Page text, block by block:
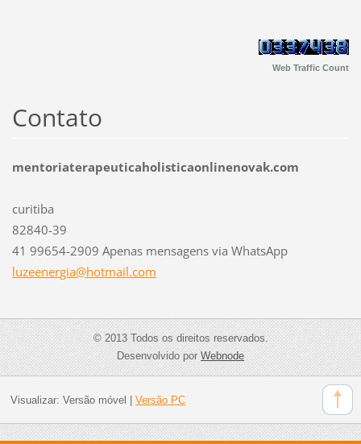
Web Traffic Count
Contato
mentoriaterapeuticaholisticaonlinenovak.com
curitiba
82840-39
41 99654-2909 Apenas mensagens via WhatsApp
luzeenergia@hotmail.com
© 2013 Todos os direitos reservados.
Desenvolvido porWebnode
Visualizar: Versão móvel Versão PC